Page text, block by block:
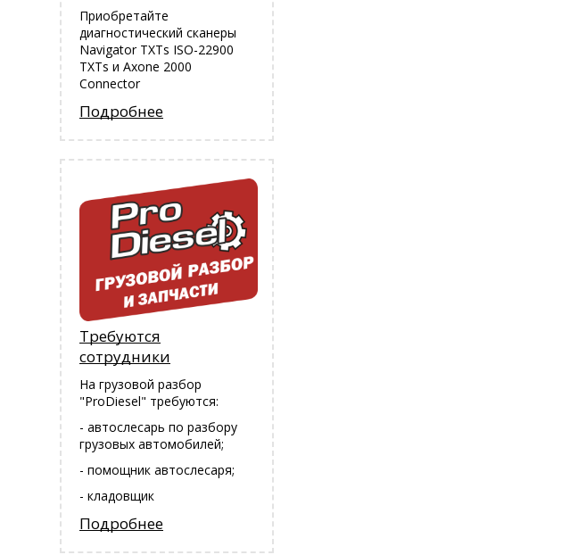
Приобретайте
диагностический сканеры
Navigator TXTs ISO-22900
TXTs и Аxone 2000
Connector
Подробнее
Требуются
сотрудники
На грузовой разбор
"ProDiesel" требуются:
- автослесарь по разбору
грузовых автомобилей;
- помощник автослесаря;
- кладовщик
Подробнее